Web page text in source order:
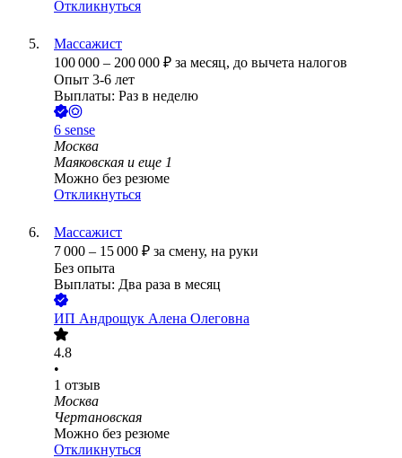
Откликнуться
Массажист
100 000 – 200 000 ₽ за месяц, до вычета налогов
Опыт 3-6 лет
Выплаты: Раз в неделю
6 sense
Москва
Маяковская и еще 1
Можно без резюме
Откликнуться
Массажист
7 000 – 15 000 ₽ за смену, на руки
Без опыта
Выплаты: Два раза в месяц
ИП Андрощук Алена Олеговна
4.8
•
1 отзыв
Москва
Чертановская
Можно без резюме
Откликнуться